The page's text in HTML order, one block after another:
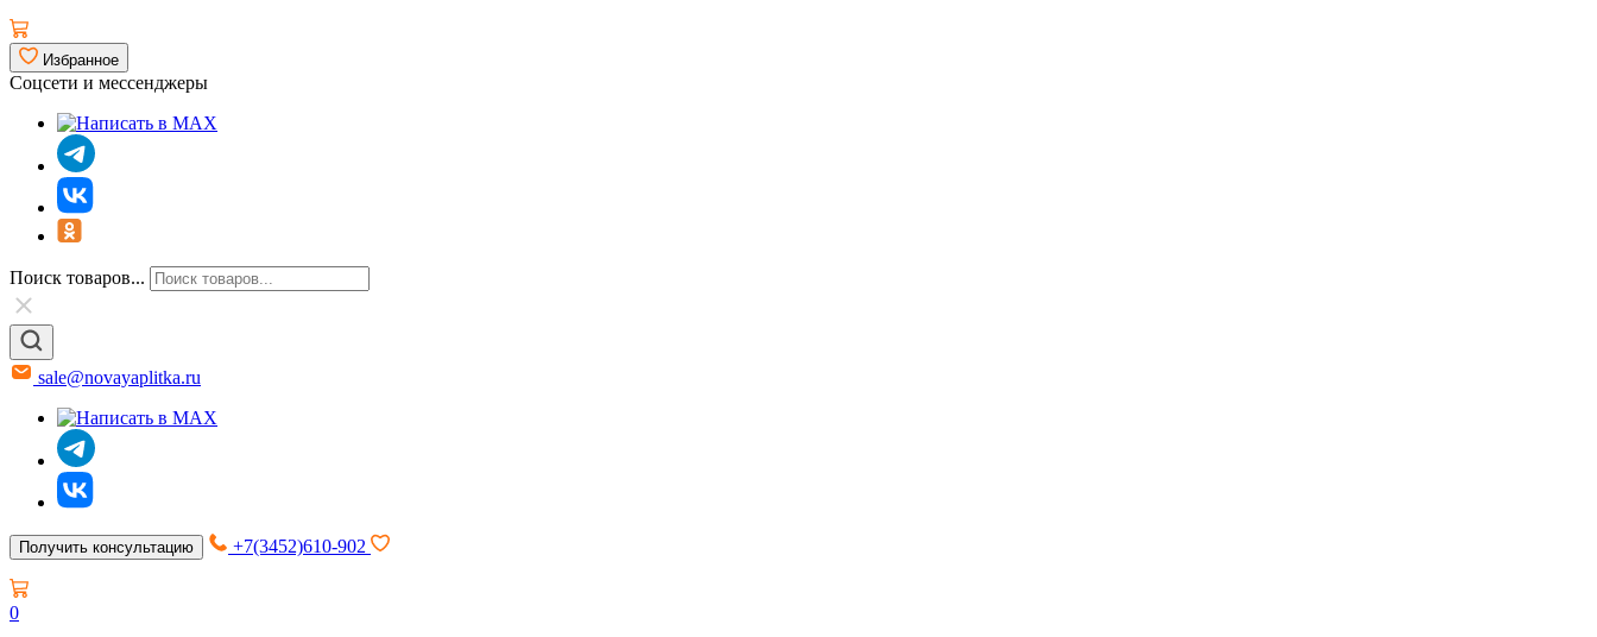
Избранное
Соцсети и мессенджеры
Поиск товаров...
sale@novayaplitka.ru
Получить консультацию +7(3452)610-902
0